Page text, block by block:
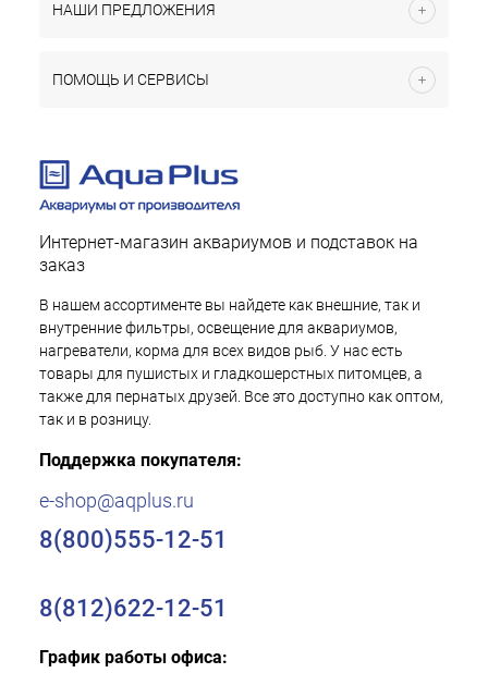
НАШИ ПРЕДЛОЖЕНИЯ
ПОМОЩЬ И СЕРВИСЫ
Интернет-магазин аквариумов и подставок на
заказ
В нашем ассортименте вы найдете как внешние, так и
внутренние фильтры, освещение для аквариумов,
нагреватели, корма для всех видов рыб. У нас есть
товары для пушистых и гладкошерстных питомцев, а
также для пернатых друзей. Все это доступно как оптом,
так и в розницу.
Поддержка покупателя:
e-shop@aqplus.ru
8(800)555-12-51
8(812)622-12-51
График работы офиса: